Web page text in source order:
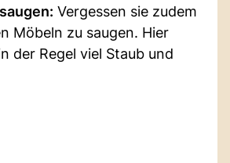
Vergessen sie zudem
Möbeln zu saugen. Hier
der Regel viel Staub und